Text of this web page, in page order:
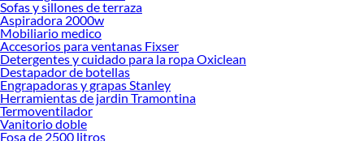
Sofas y sillones de terraza
Aspiradora 2000w
Mobiliario medico
Accesorios para ventanas Fixser
Detergentes y cuidado para la ropa Oxiclean
Destapador de botellas
Engrapadoras y grapas Stanley
Herramientas de jardin Tramontina
Termoventilador
Vanitorio doble
Fosa de 2500 litros